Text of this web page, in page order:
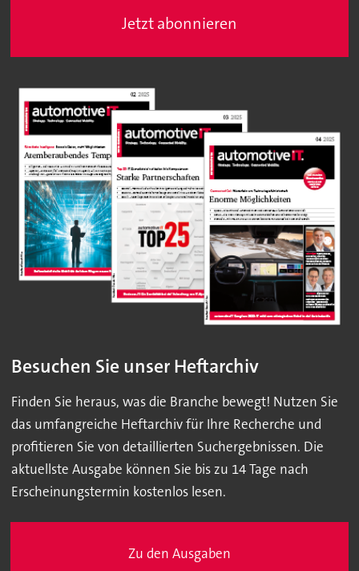
Jetzt abonnieren
Besuchen Sie unser Heftarchiv
Finden Sie heraus, was die Branche bewegt! Nutzen Sie
das umfangreiche Heftarchiv für Ihre Recherche und
profitieren Sie von detaillierten Suchergebnissen. Die
aktuellste Ausgabe können Sie bis zu 14 Tage nach
Erscheinungstermin kostenlos lesen.
Zu den Ausgaben